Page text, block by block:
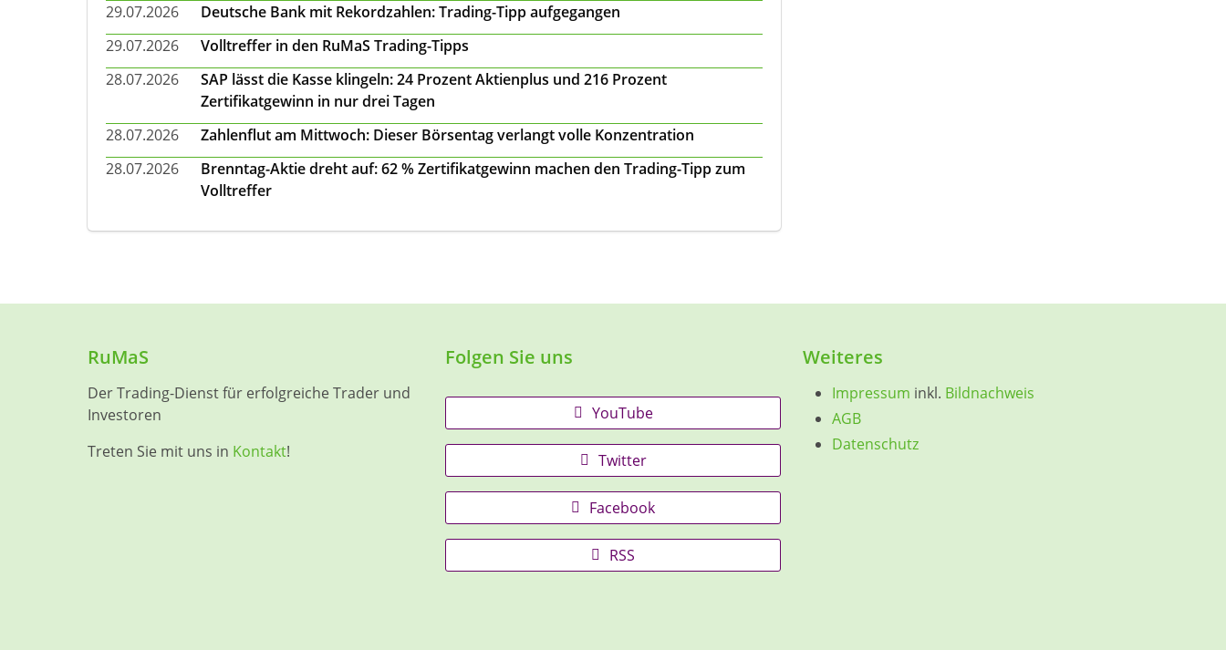
29.07.2026
Deutsche Bank mit Rekordzahlen: Trading-Tipp aufgegangen
29.07.2026
Volltreffer in den RuMaS Trading-Tipps
28.07.2026
SAP lässt die Kasse klingeln: 24 Prozent Aktienplus und 216 Prozent
Zertifikatgewinn in nur drei Tagen
28.07.2026
Zahlenflut am Mittwoch: Dieser Börsentag verlangt volle Konzentration
28.07.2026
Brenntag-Aktie dreht auf: 62 % Zertifikatgewinn machen den Trading-Tipp zum
Volltreffer
RuMaS
Der Trading-Dienst für erfolgreiche Trader und
Investoren
Treten Sie mit uns in Kontakt!
Folgen Sie uns
YouTube
Twitter
Facebook
RSS
Weiteres
Impressum inkl. Bildnachweis
AGB
Datenschutz